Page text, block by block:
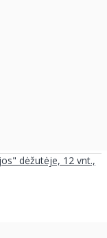
dėžutėje, 12 vnt.,